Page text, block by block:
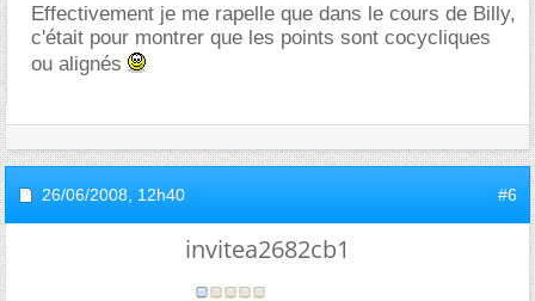
Effectivement je me rapelle que dans le cours de Billy,
c'était pour montrer que les points sont cocycliques
ou alignés
26/06/2008, 12h40 #6
invitea2682cb1